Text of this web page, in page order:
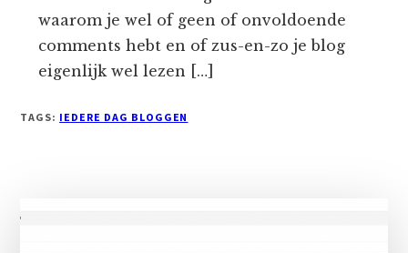
waarom je wel of geen of onvoldoende
comments hebt en of zus-en-zo je blog
eigenlijk wel lezen […]
TAGS: IEDERE DAG BLOGGEN